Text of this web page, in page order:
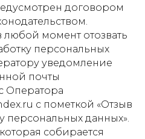
договором
любой момент отозвать
персональных
уведомление
почты
Оператора
с пометкой «Отзыв
персональных данных».
собирается